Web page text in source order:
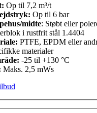
Op til 7,2 m³/t
Op til 6 bar
midte: Støbt eller
i rustfrit stål 1.4404
PTFE, EPDM eller
materialer
-25 til +130 °C
Maks. 2,5 mWs